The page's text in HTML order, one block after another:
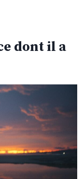
dont il a